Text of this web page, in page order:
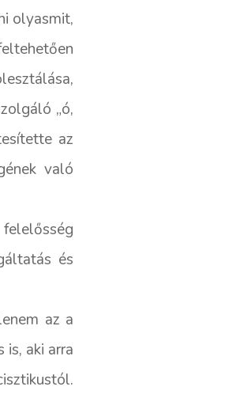
olyasmit,
„ó,
az
való
és
az a
aki arra